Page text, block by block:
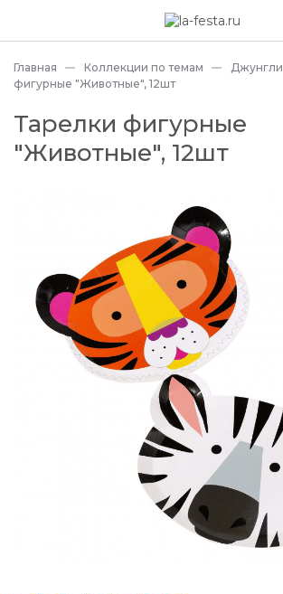
Главная Коллекции по темам Джунгли
фигурные "Животные", 12шт
Тарелки фигурные
"Животные", 12шт